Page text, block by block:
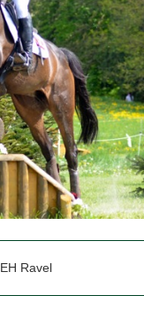
EH Ravel